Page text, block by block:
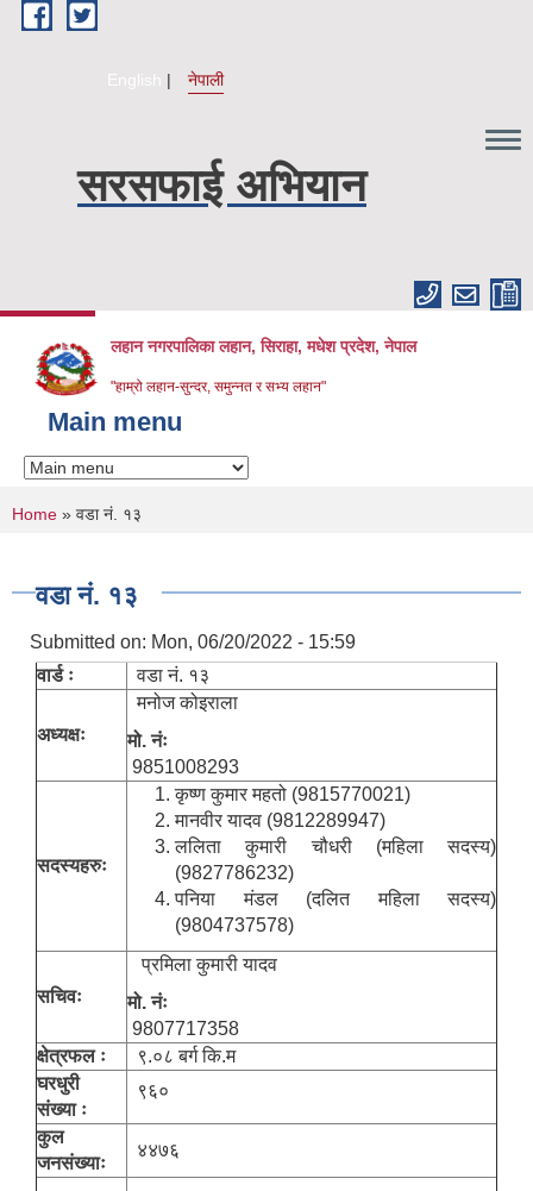
Skip to main content
English नेपाली
सरसफाई अभियान
लहान नगरपालिका लहान, सिराहा, मधेश प्रदेश, नेपाल
"हाम्रो लहान-सुन्दर, समुन्नत र सभ्य लहान"
Main menu
You are here
Home » वडा नं. १३
वडा नं. १३
Submitted on: Mon, 06/20/2022 - 15:59
वार्ड ः
वडा नं. १३
अध्यक्षः
मनोज कोइराला
मो. नंः
9851008293
सदस्यहरुः
कृष्ण कुमार महतो (9815770021)
मानवीर यादव (9812289947)
ललिता कुमारी चौधरी (महिला सदस्य)
(9827786232)
पनिया मंडल (दलित महिला सदस्य)
(9804737578)
सचिवः
प्रमिला कुमारी यादव
मो. नंः
9807717358
क्षेत्रफल ः
९.०८ बर्ग कि.म
घरधुरी
संख्या ः
९६०
कुल
जनसंख्याः
४४७६